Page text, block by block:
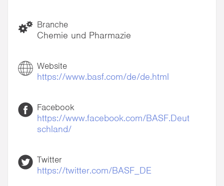
Branche
Chemie und Pharmazie
Website
https://www.basf.com/de/de.html
Facebook
https://www.facebook.com/BASF.Deut
schland/
Twitter
https://twitter.com/BASF_DE